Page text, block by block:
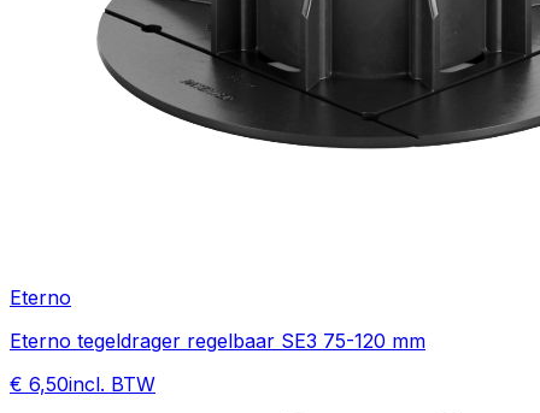
Eterno
Eterno tegeldrager regelbaar SE3 75-120 mm
€ 6,50incl. BTW